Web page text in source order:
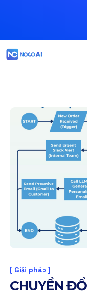
[ Giải pháp ]
CHUYỂN ĐỔ